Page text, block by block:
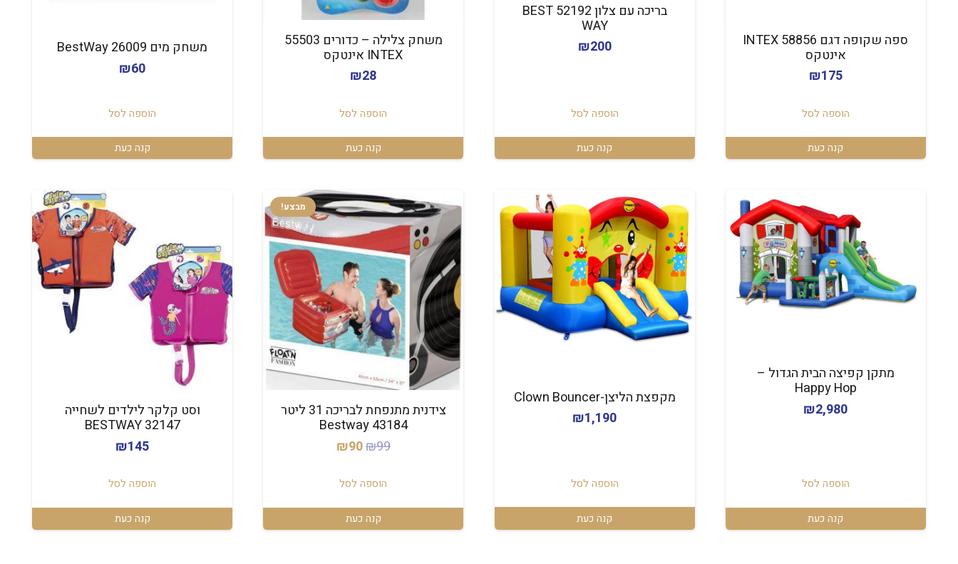
ספה שקופה דגם 58856 INTEX
אינטקס
₪175
הוספה לסל
קנה כעת
בריכה עם צלון 52192 BEST
WAY
₪200
הוספה לסל
קנה כעת
משחק צלילה – כדורים 55503
INTEX אינטקס
₪28
הוספה לסל
קנה כעת
‏משחק מים 26009 BestWay
₪60
הוספה לסל
קנה כעת
מתקן קפיצה הבית הגדול –
Happy Hop
₪2,980
הוספה לסל
קנה כעת
מקפצת הליצן-Clown Bouncer
₪1,190
הוספה לסל
קנה כעת
מבצע!
צידנית מתנפחת לבריכה 31 ליטר
43184 Bestway
₪99
המחיר
היה:
₪99.
₪90
₪90.
הוספה לסל
קנה כעת
וסט קלקר לילדים לשחייה
BESTWAY 32147
₪145
הוספה לסל
קנה כעת